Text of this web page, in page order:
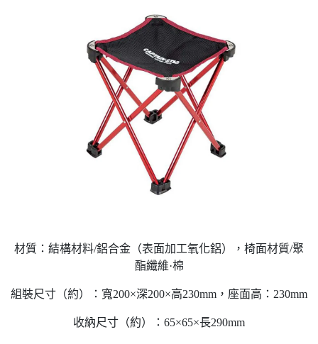
材質：結構材料/鋁合金（表面加工氧化鋁），椅面材質/聚
酯纖維·棉
組裝尺寸（約）：寬200×深200×高230mm，座面高：230mm
收納尺寸（約）：65×65×長290mm